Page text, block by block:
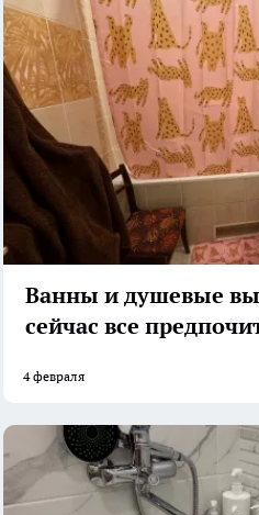
Ванны и душевые
сейчас все
4 февраля